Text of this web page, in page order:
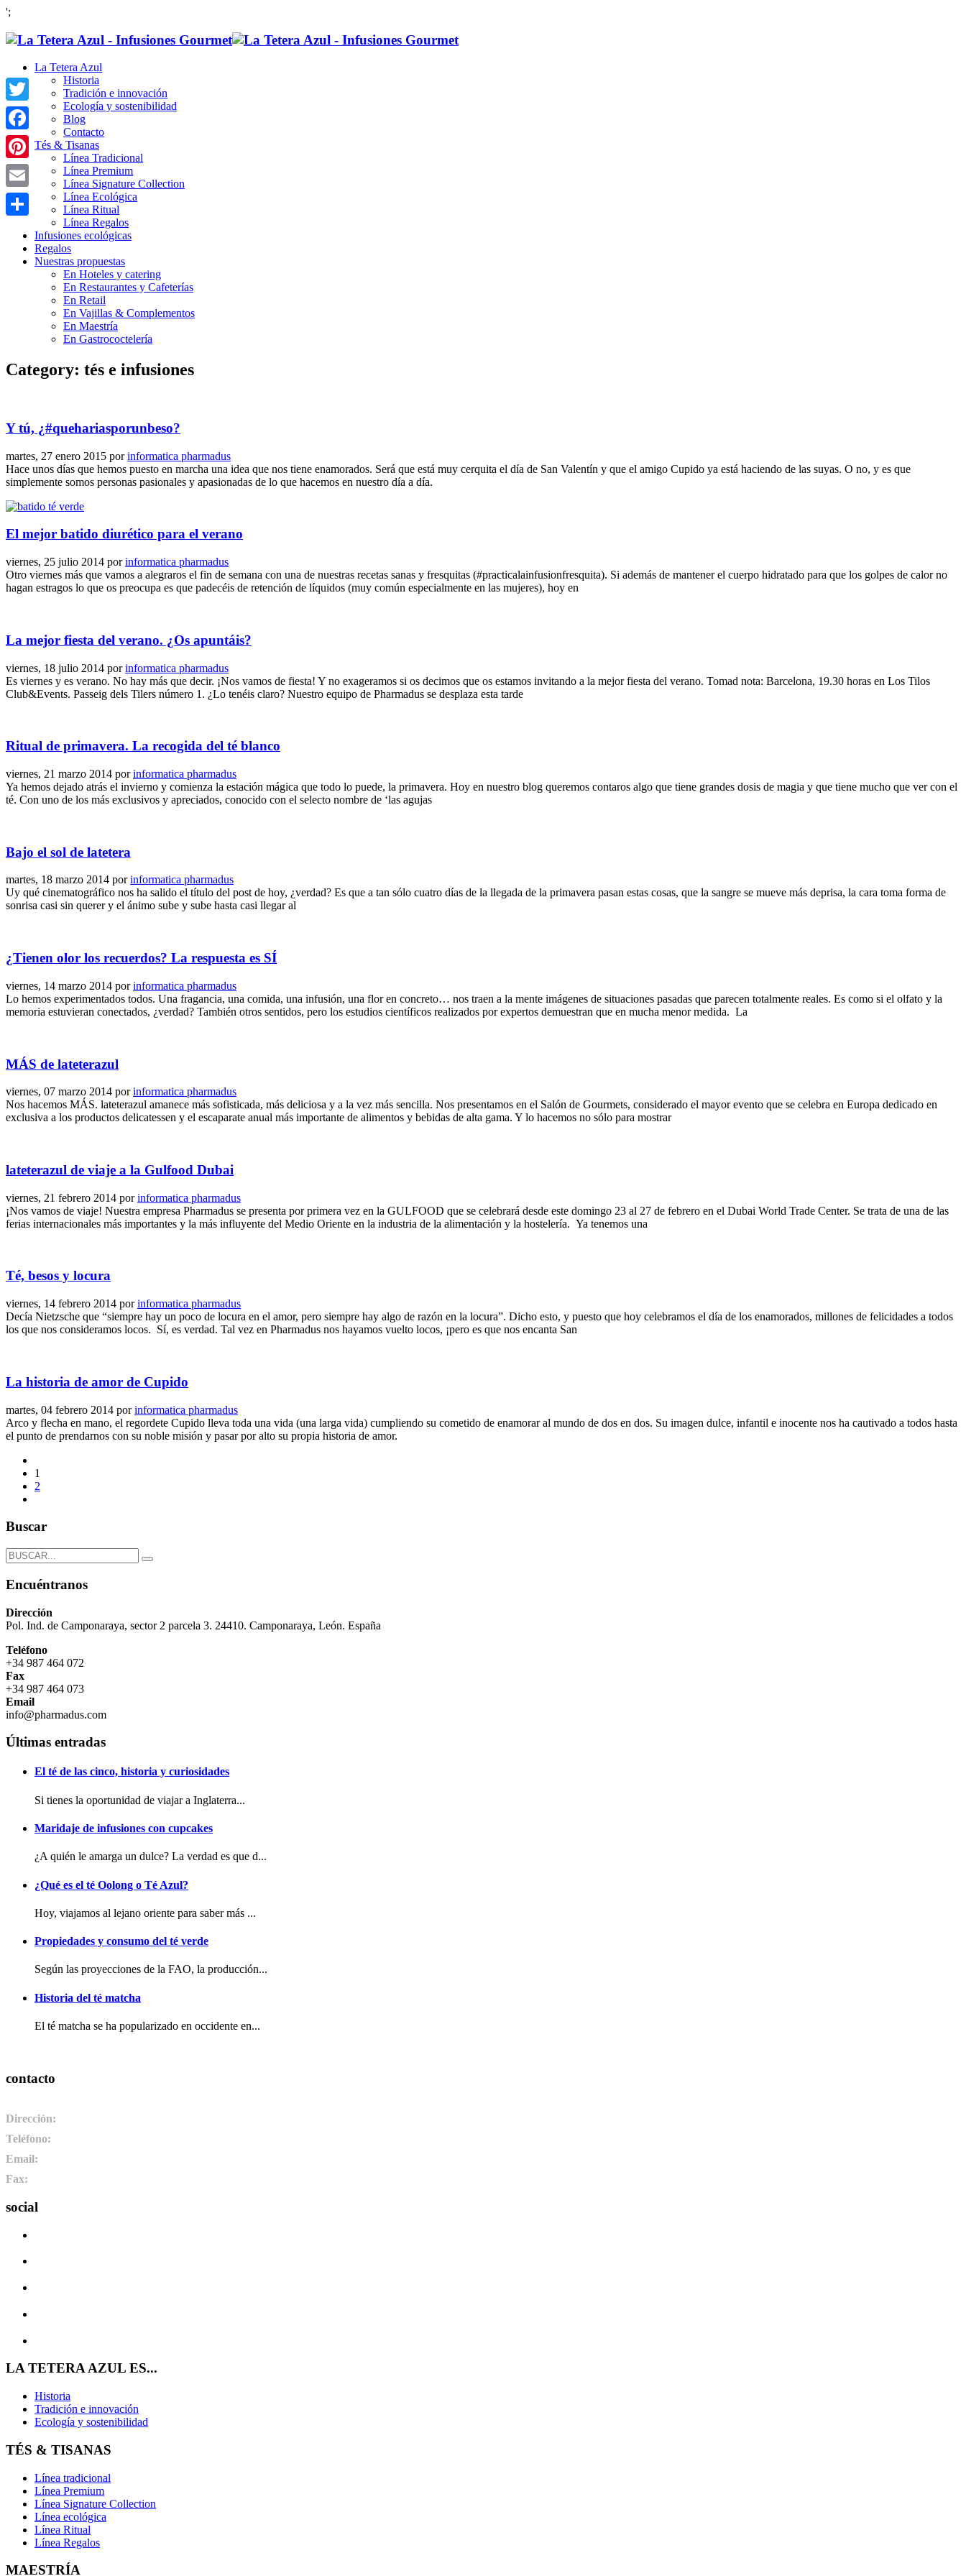
';
La Tetera Azul
Historia
Tradición e innovación
Ecología y sostenibilidad
Blog
Contacto
Tés & Tisanas
Línea Tradicional
Línea Premium
Línea Signature Collection
Línea Ecológica
Línea Ritual
Línea Regalos
Infusiones ecológicas
Regalos
Nuestras propuestas
En Hoteles y catering
En Restaurantes y Cafeterías
En Retail
En Vajillas & Complementos
En Maestría
En Gastrococtelería
Category: tés e infusiones
Y tú, ¿#quehariasporunbeso?
martes, 27 enero 2015 porinformatica pharmadus
Hace unos días que hemos puesto en marcha una idea que nos tiene enamorados. Será que está muy cerquita el día de San Valentín y que el amigo Cupido ya está haciendo de las suyas. O no, y es que
simplemente somos personas pasionales y apasionadas de lo que hacemos en nuestro día a día.
El mejor batido diurético para el verano
viernes, 25 julio 2014 porinformatica pharmadus
Otro viernes más que vamos a alegraros el fin de semana con una de nuestras recetas sanas y fresquitas (#practicalainfusionfresquita). Si además de mantener el cuerpo hidratado para que los golpes de calor no
hagan estragos lo que os preocupa es que padecéis de retención de líquidos (muy común especialmente en las mujeres), hoy en
La mejor fiesta del verano. ¿Os apuntáis?
viernes, 18 julio 2014 porinformatica pharmadus
Es viernes y es verano. No hay más que decir. ¡Nos vamos de fiesta! Y no exageramos si os decimos que os estamos invitando a la mejor fiesta del verano. Tomad nota: Barcelona, 19.30 horas en Los Tilos
Club&Events. Passeig dels Tilers número 1. ¿Lo tenéis claro? Nuestro equipo de Pharmadus se desplaza esta tarde
Ritual de primavera. La recogida del té blanco
viernes, 21 marzo 2014 porinformatica pharmadus
Ya hemos dejado atrás el invierno y comienza la estación mágica que todo lo puede, la primavera. Hoy en nuestro blog queremos contaros algo que tiene grandes dosis de magia y que tiene mucho que ver con el
té. Con uno de los más exclusivos y apreciados, conocido con el selecto nombre de ‘las agujas
Bajo el sol de latetera
martes, 18 marzo 2014 porinformatica pharmadus
Uy qué cinematográfico nos ha salido el título del post de hoy, ¿verdad? Es que a tan sólo cuatro días de la llegada de la primavera pasan estas cosas, que la sangre se mueve más deprisa, la cara toma forma de
sonrisa casi sin querer y el ánimo sube y sube hasta casi llegar al
¿Tienen olor los recuerdos? La respuesta es SÍ
viernes, 14 marzo 2014 porinformatica pharmadus
Lo hemos experimentados todos. Una fragancia, una comida, una infusión, una flor en concreto… nos traen a la mente imágenes de situaciones pasadas que parecen totalmente reales. Es como si el olfato y la
memoria estuvieran conectados, ¿verdad? También otros sentidos, pero los estudios científicos realizados por expertos demuestran que en mucha menor medida. La
MÁS de lateterazul
viernes, 07 marzo 2014 porinformatica pharmadus
Nos hacemos MÁS. lateterazul amanece más sofisticada, más deliciosa y a la vez más sencilla. Nos presentamos en el Salón de Gourmets, considerado el mayor evento que se celebra en Europa dedicado en
exclusiva a los productos delicatessen y el escaparate anual más importante de alimentos y bebidas de alta gama. Y lo hacemos no sólo para mostrar
lateterazul de viaje a la Gulfood Dubai
viernes, 21 febrero 2014 porinformatica pharmadus
¡Nos vamos de viaje! Nuestra empresa Pharmadus se presenta por primera vez en la GULFOOD que se celebrará desde este domingo 23 al 27 de febrero en el Dubai World Trade Center. Se trata de una de las
ferias internacionales más importantes y la más influyente del Medio Oriente en la industria de la alimentación y la hostelería. Ya tenemos una
Té, besos y locura
viernes, 14 febrero 2014 porinformatica pharmadus
Decía Nietzsche que “siempre hay un poco de locura en el amor, pero siempre hay algo de razón en la locura”. Dicho esto, y puesto que hoy celebramos el día de los enamorados, millones de felicidades a todos
los que nos consideramos locos. Sí, es verdad. Tal vez en Pharmadus nos hayamos vuelto locos, ¡pero es que nos encanta San
La historia de amor de Cupido
martes, 04 febrero 2014 porinformatica pharmadus
Arco y flecha en mano, el regordete Cupido lleva toda una vida (una larga vida) cumpliendo su cometido de enamorar al mundo de dos en dos. Su imagen dulce, infantil e inocente nos ha cautivado a todos hasta
el punto de prendarnos con su noble misión y pasar por alto su propia historia de amor.
1
2
Buscar
Encuéntranos
Dirección
Pol. Ind. de Camponaraya, sector 2 parcela 3. 24410. Camponaraya, León. España
Teléfono
+34 987 464 072
Fax
+34 987 464 073
Email
info@pharmadus.com
Últimas entradas
El té de las cinco, historia y curiosidades
Si tienes la oportunidad de viajar a Inglaterra...
Maridaje de infusiones con cupcakes
¿A quién le amarga un dulce? La verdad es que d...
¿Qué es el té Oolong o Té Azul?
Hoy, viajamos al lejano oriente para saber más ...
Propiedades y consumo del té verde
Según las proyecciones de la FAO, la producción...
Historia del té matcha
El té matcha se ha popularizado en occidente en...
contacto
Dirección:
Teléfono:
Email:
Fax:
social
LA TETERA AZUL ES...
Historia
Tradición e innovación
Ecología y sostenibilidad
TÉS & TISANAS
Línea tradicional
Línea Premium
Línea Signature Collection
Línea ecológica
Línea Ritual
Línea Regalos
MAESTRÍA
Twitter
Facebook
Pinterest
Email
Compartir